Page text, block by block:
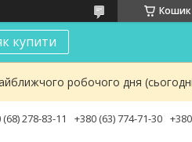
Кошик
купити
робочого дня
(68) 278-83-11 +380 (63) 774-71-30